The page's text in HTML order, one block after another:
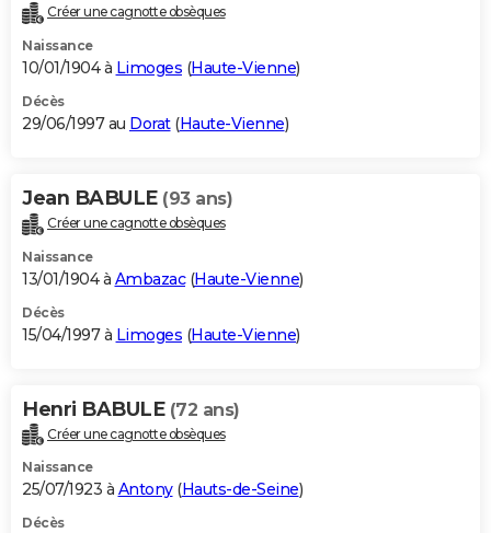
Créer une cagnotte obsèques
Naissance
10/01/1904 à Limoges (Haute-Vienne)
Décès
29/06/1997 au Dorat(Haute-Vienne)
Jean BABULE (93 ans)
Créer une cagnotte obsèques
Naissance
13/01/1904 à Ambazac(Haute-Vienne)
Décès
15/04/1997 à Limoges (Haute-Vienne)
Henri BABULE (72 ans)
Créer une cagnotte obsèques
Naissance
25/07/1923 à Antony(Hauts-de-Seine)
Décès